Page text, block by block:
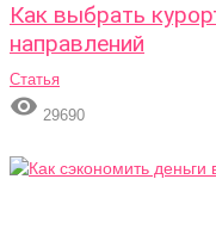
Как выбрать
направлений
Статья
 29690